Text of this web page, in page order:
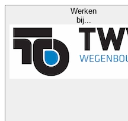
Werken
bij...